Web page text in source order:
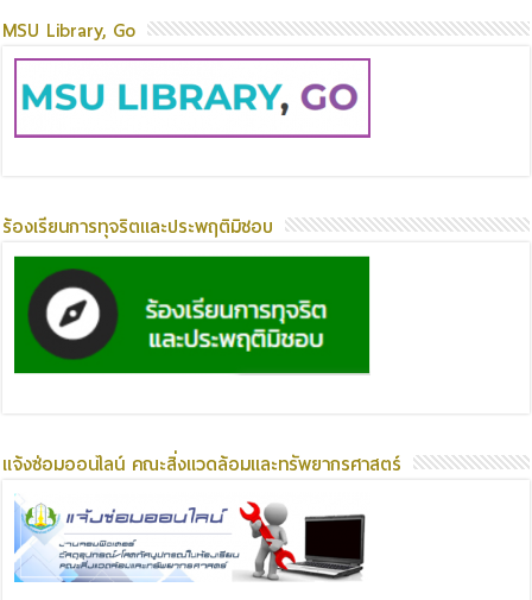
MSU Library, Go
ร้องเรียนการทุจริตและประพฤติมิชอบ
แจ้งซ่อมออนไลน์ คณะสิ่งแวดล้อมและทรัพยากรศาสตร์